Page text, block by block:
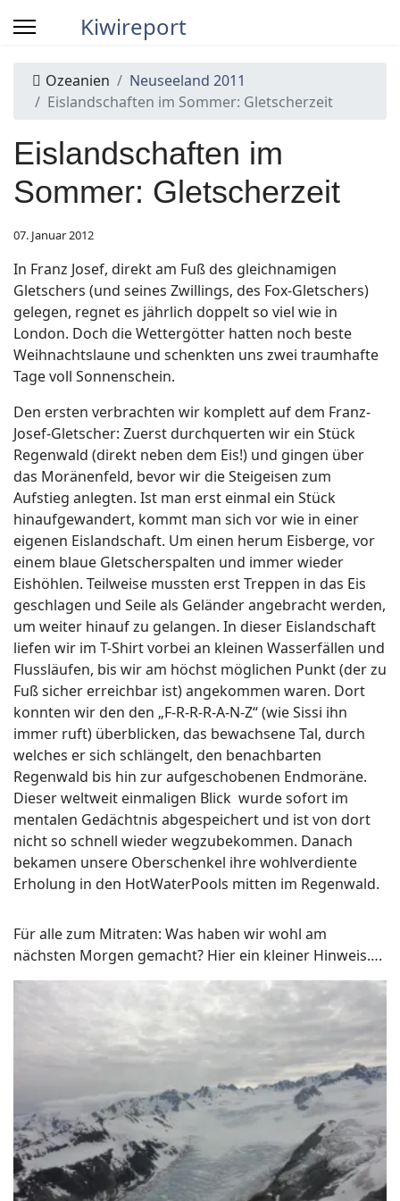
Kiwireport
Ozeanien
Neuseeland 2011
Eislandschaften im Sommer: Gletscherzeit
Eislandschaften im
Sommer: Gletscherzeit
07. Januar 2012
In Franz Josef, direkt am Fuß des gleichnamigen
Gletschers (und seines Zwillings, des Fox-Gletschers)
gelegen, regnet es jährlich doppelt so viel wie in
London. Doch die Wettergötter hatten noch beste
Weihnachtslaune und schenkten uns zwei traumhafte
Tage voll Sonnenschein.
Den ersten verbrachten wir komplett auf dem Franz-
Josef-Gletscher: Zuerst durchquerten wir ein Stück
Regenwald (direkt neben dem Eis!) und gingen über
das Moränenfeld, bevor wir die Steigeisen zum
Aufstieg anlegten. Ist man erst einmal ein Stück
hinaufgewandert, kommt man sich vor wie in einer
eigenen Eislandschaft. Um einen herum Eisberge, vor
einem blaue Gletscherspalten und immer wieder
Eishöhlen. Teilweise mussten erst Treppen in das Eis
geschlagen und Seile als Geländer angebracht werden,
um weiter hinauf zu gelangen. In dieser Eislandschaft
liefen wir im T-Shirt vorbei an kleinen Wasserfällen und
Flussläufen, bis wir am höchst möglichen Punkt (der zu
Fuß sicher erreichbar ist) angekommen waren. Dort
konnten wir den den „F-R-R-R-A-N-Z“ (wie Sissi ihn
immer ruft) überblicken, das bewachsene Tal, durch
welches er sich schlängelt, den benachbarten
Regenwald bis hin zur aufgeschobenen Endmoräne.
Dieser weltweit einmaligen Blick wurde sofort im
mentalen Gedächtnis abgespeichert und ist von dort
nicht so schnell wieder wegzubekommen. Danach
bekamen unsere Oberschenkel ihre wohlverdiente
Erholung in den HotWaterPools mitten im Regenwald.
Für alle zum Mitraten: Was haben wir wohl am
nächsten Morgen gemacht? Hier ein kleiner Hinweis….